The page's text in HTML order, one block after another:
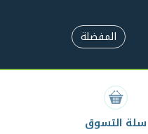
المفضلة
سلة التسوق